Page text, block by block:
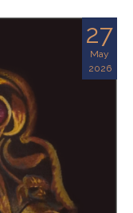
27
May
2026